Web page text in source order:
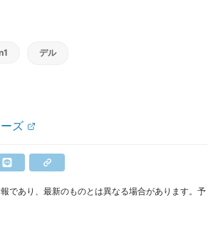
デル
ズ
であり、最新のものとは異なる場合があります。予